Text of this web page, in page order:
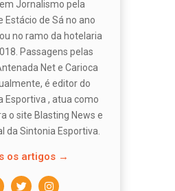
Jornalismo pela
Estácio de Sá no ano
no ramo da hotelaria
Passagens pelas
Net e Carioca
é editor do
Esportiva , atua como
o site Blasting News e
da Sintonia Esportiva.
os artigos →